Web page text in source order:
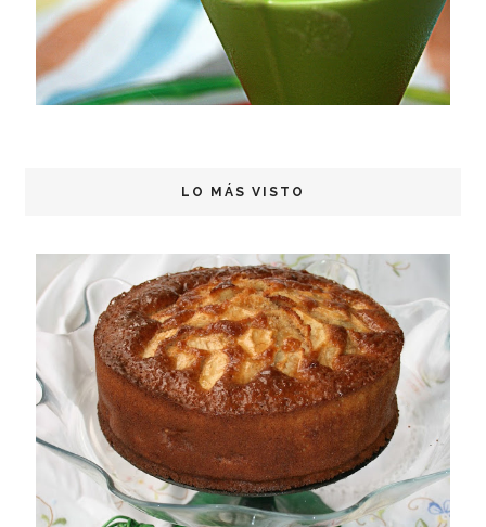
LO MÁS VISTO